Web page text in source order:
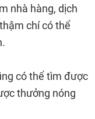
nhà hàng, dịch
chí có thể
có thể tìm được
thưởng nóng